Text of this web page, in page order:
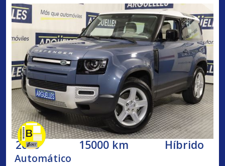
2023 15000 km Híbrido
Automático